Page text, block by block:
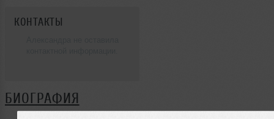
КОНТАКТЫ
БИОГРАФИЯ